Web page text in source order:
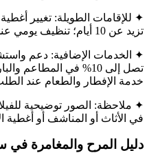
✦ للإقامات الطويلة: تغيير
تزيد عن 10 أيام؛ تنظيف يومي عند الطلب.
✦ الخدمات الإضافية: دعم
تصل إلى 10% في
خدمة الإفطار والطعام عند
✦ ملاحظة: الصور توضيحية
في الأثاث أو المناشف أو
دليل المرح والمغامرة في